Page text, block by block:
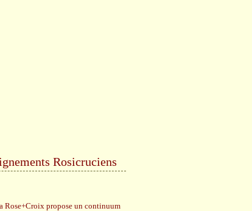
Rosicruciens
Rose+Croix propose un continuum